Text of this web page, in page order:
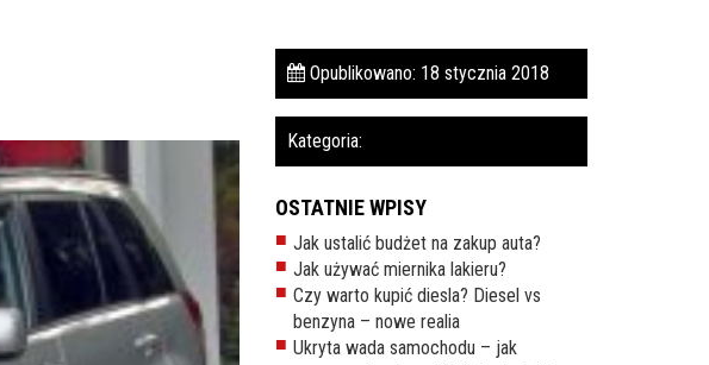
Opublikowano: 18 stycznia 2018
Kategoria:
OSTATNIE WPISY
Jak ustalić budżet na zakup auta?
Jak używać miernika lakieru?
Czy warto kupić diesla? Diesel vs
benzyna – nowe realia
Ukryta wada samochodu – jak